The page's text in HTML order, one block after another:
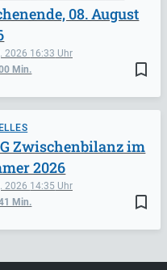
bookmark_border
2026 16:33
Min.
08. August
bookmark_border
2026 14:35
Min.
Zwischenbilanz im
2026